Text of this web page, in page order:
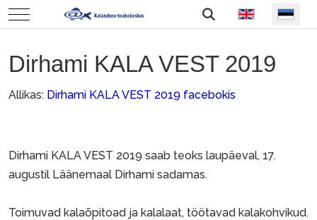
Mobile Menu Toggle Vali keel
Dirhami KALA VEST 2019
Allikas: Dirhami KALA VEST 2019 facebokis
Dirhami KALA VEST 2019 saab teoks laupäeval, 17.
augustil Läänemaal Dirhami sadamas.
Toimuvad kalaõpitoad ja kalalaat, töötavad kalakohvikud.